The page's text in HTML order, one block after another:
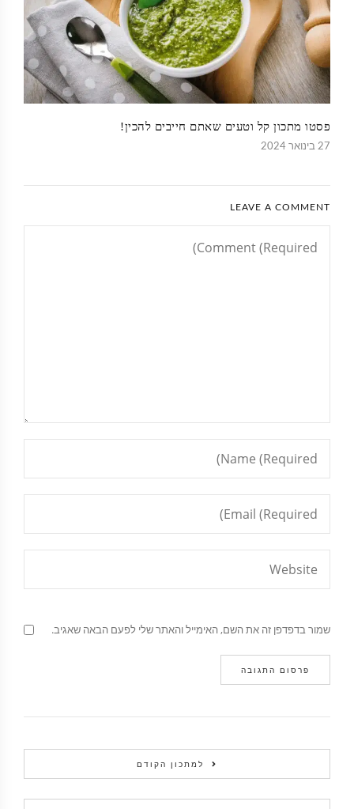
פסטו מתכון קל וטעים שאתם חייבים להכין!
27 בינואר 2024
LEAVE A COMMENT
שמור בדפדפן זה את השם, האימייל והאתר שלי לפעם הבאה שאגיב.
למתכון הקודם